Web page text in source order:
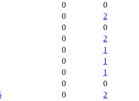
0 0
0 2
0 0
0 2
0 1
0 1
0 1
0 0
0 2